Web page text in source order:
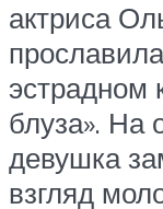
актриса
эстрадном
блуза». На
девушка
взгляд